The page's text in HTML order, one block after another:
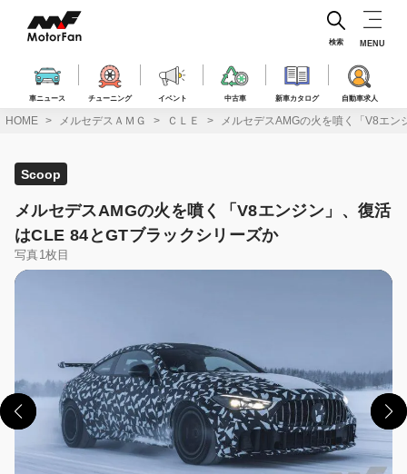
ス
車ニュース チューニング イベント 中古車 新車カタログ 自動車求人
検索 MENU
HOME メルセデスＡＭＧ ＣＬＥ メルセデスAMGの火を噴く「V8エ
Scoop
メルセデスAMGの火を噴く「V8エンジン」、復活
はCLE 84とGTブラックシリーズか
写真1枚目